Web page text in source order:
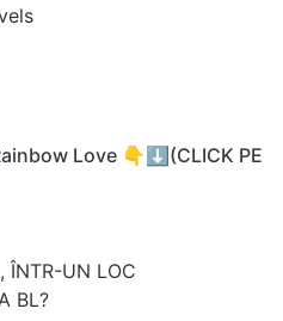
Love 👇⬇️(CLICK PE
ÎNTR-UN LOC
BL?